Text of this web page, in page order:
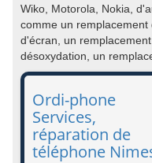
Wiko, Motorola, Nokia,
comme un
d'écran, un
désoxydation, un
Ordi-phone
Services,
réparation de
téléphone